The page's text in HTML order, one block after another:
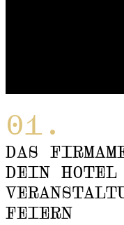
DAS
DEIN HOTEL
FEIERN